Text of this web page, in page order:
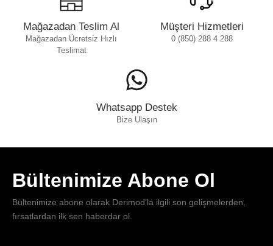
Mağazadan Teslim Al
Mağazadan Ücretsiz Hızlı
Teslimat
Müşteri Hizmetleri
0 (850) 288 4 288
Whatsapp Destek
Bize Ulaşın
Bültenimize Abone Ol
Bültenimize abone olarak Derimod’la ilgili son gelişmelerden,
fırsatlardan ilk sen haberdar ol.